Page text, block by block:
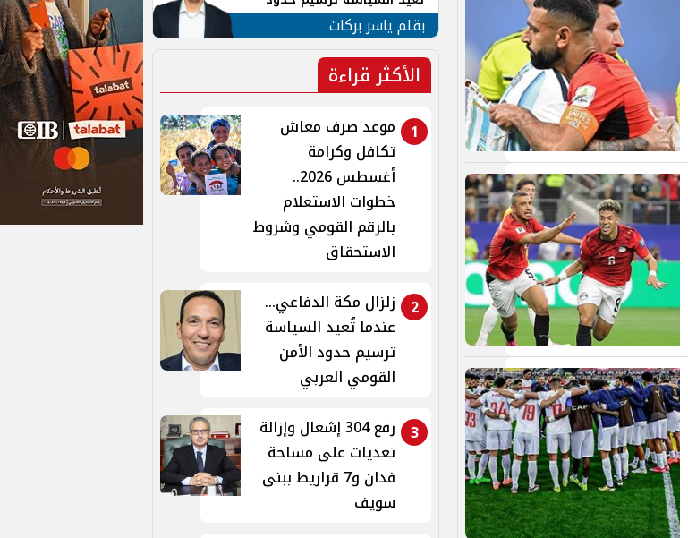
الأمن القومي العربي
بقلم ياسر بركات
الأكثر قراءة
1
موعد صرف معاش
تكافل وكرامة
أغسطس 2026..
خطوات الاستعلام
بالرقم القومي وشروط
الاستحقاق
2
زلزال مكة الدفاعي...
عندما تُعيد السياسة
ترسيم حدود الأمن
القومي العربي
3
رفع 304 إشغال وإزالة
تعديات على مساحة
فدان و7 قراريط ببنى
سويف